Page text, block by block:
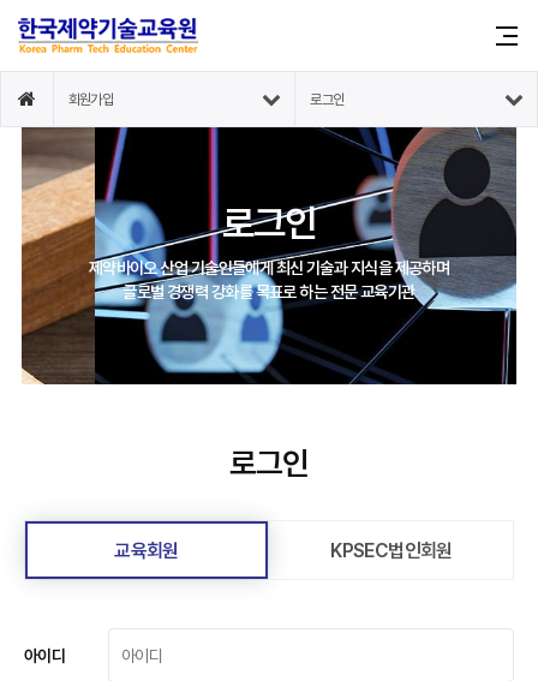
회원가입 로그인
로그인
제약바이오 산업 기술인들에게 최신 기술과 지식을 제공하며
글로벌 경쟁력 강화를 목표로 하는 전문 교육기관
로그인
교육회원 KPSEC법인회원
아이디